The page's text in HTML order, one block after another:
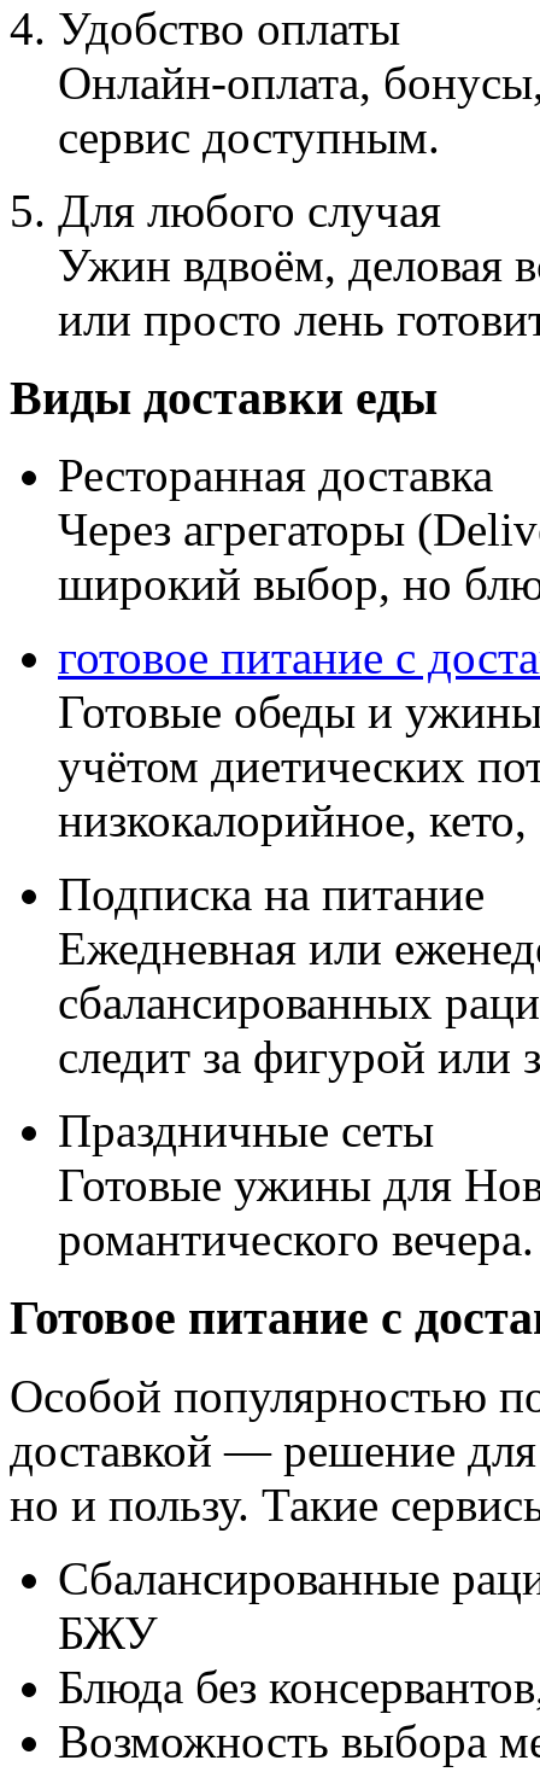
Удобство оплаты
Онлайн-оплата,
сервис доступным.
Для любого случая
Ужин вдвоём, деловая
или просто лень
Виды доставки еды
Ресторанная доставка
Через агрегаторы
широкий выбор, но
готовое питание с
Готовые обеды и
учётом диетических
низкокалорийное,
Подписка на питание
Ежедневная или
сбалансированных
следит за фигурой или
Праздничные сеты
Готовые ужины для
романтического вечера.
Готовое питание с
Особой популярностью
доставкой — решение для
но и пользу. Такие
Сбалансированные
БЖУ
Блюда без
Возможность выбора